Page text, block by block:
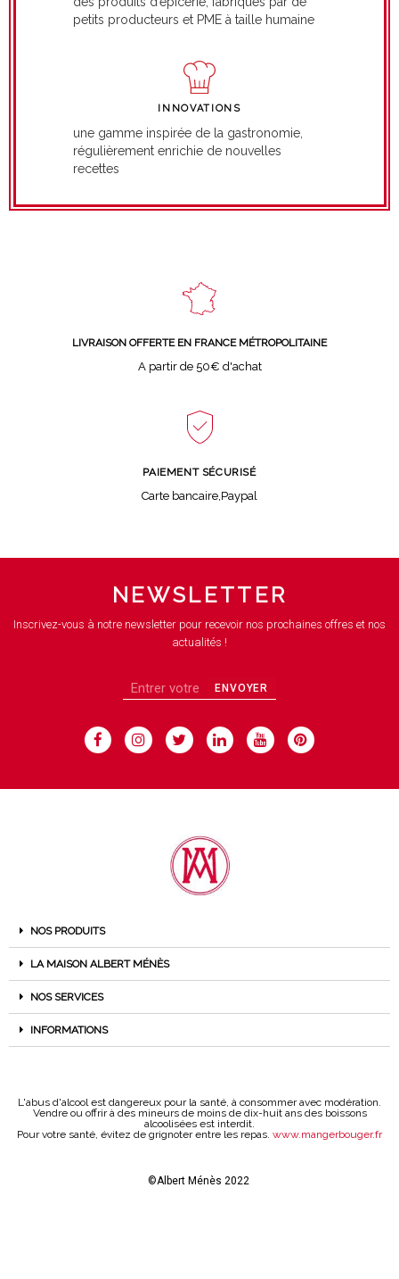
petits producteurs et PME à taille humaine
INNOVATIONS
une gamme inspirée de la gastronomie,
régulièrement enrichie de nouvelles
recettes
LIVRAISON OFFERTE EN FRANCE MÉTROPOLITAINE
A partir de 50€ d'achat
PAIEMENT SÉCURISÉ
Carte bancaire,Paypal
NEWSLETTER
Inscrivez-vous à notre newsletter pour recevoir nos prochaines offres et nos
actualités !
ENVOYER
NOS PRODUITS
LA MAISON ALBERT MÉNÈS
NOS SERVICES
INFORMATIONS
L'abus d'alcool est dangereux pour la santé, à consommer avec modération.
Vendre ou offrir à des mineurs de moins de dix-huit ans des boissons
alcoolisées est interdit.
Pour votre santé, évitez de grignoter entre les repas. www.mangerbouger.fr
©Albert Ménès 2022